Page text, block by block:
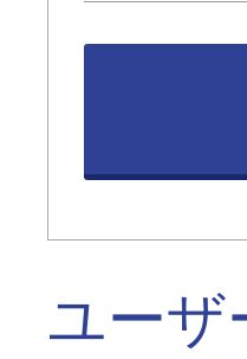
ユー